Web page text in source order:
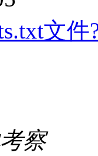
文
察